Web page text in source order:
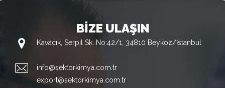
BİZE ULAŞIN
Kavacık, Serpil Sk. No:42/1, 34810 Beykoz/İstanbul
info@sektorkimya.com.tr
export@sektorkimya.com.tr